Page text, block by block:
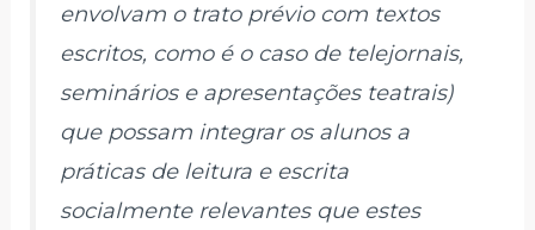
envolvam o trato prévio com textos
escritos, como é o caso de telejornais,
seminários e apresentações teatrais)
que possam integrar os alunos a
práticas de leitura e escrita
socialmente relevantes que estes